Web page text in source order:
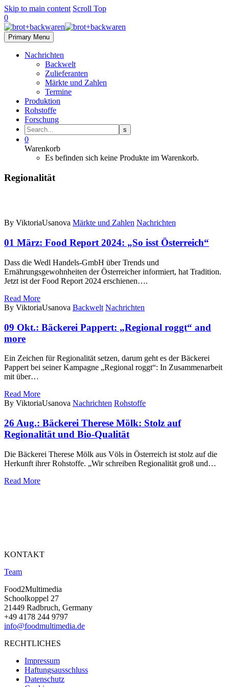
Skip to main content Scroll Top
0
Primary Menu
Nachrichten
Backwelt
Zulieferanten
Märkte und Zahlen
Termine
Produktion
Rohstoffe
Forschung
0
Warenkorb
Es befinden sich keine Produkte im Warenkorb.
Regionalität
By ViktoriaUsanova Märkte und Zahlen Nachrichten
01 März: Food Report 2024: „So isst Österreich“
Dass die Wedl Handels-GmbH über Trends und
Ernährungsgewohnheiten der Österreicher informiert, hat Tradition.
Jetzt ist der Food Report 2024 erschienen….
Read More
By ViktoriaUsanova Backwelt Nachrichten
09 Okt.: Bäckerei Pappert: „Regional roggt“ and
more
Ein Zeichen für Regionalität setzen, darum geht es der Bäckerei
Pappert bei seiner Kampagne „Regional roggt“: In Zusammenarbeit
mit über…
Read More
By ViktoriaUsanova Nachrichten Rohstoffe
26 Aug.: Bäckerei Therese Mölk: Stolz auf
Regionalität und Bio-Qualität
Die Bäckerei Therese Mölk aus Völs in Österreich ist stolz auf die
Herkunft ihrer Rohstoffe. „Wir schreiben Regionalität groß und…
Read More
KONTAKT
Team
Food2Multimedia
Schoolkoppel 27
21449 Radbruch, Germany
+49 4178 244 9797
info@foodmultimedia.de
RECHTLICHES
Impressum
Haftungsausschluss
Datenschutz